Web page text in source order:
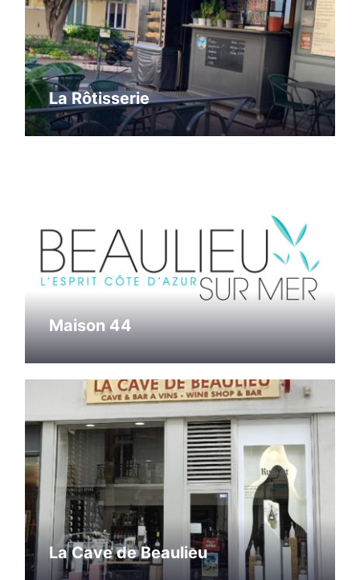
La Rôtisserie
Maison 44
La Cave de Beaulieu